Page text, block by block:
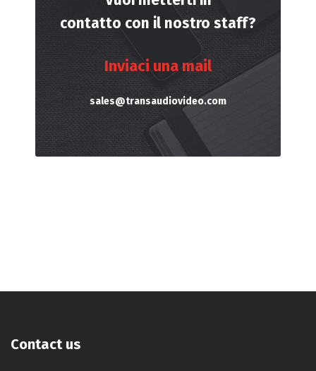
contatto con il nostro staff?
Inviaci una mail
sales@transaudiovideo.com
Contact us